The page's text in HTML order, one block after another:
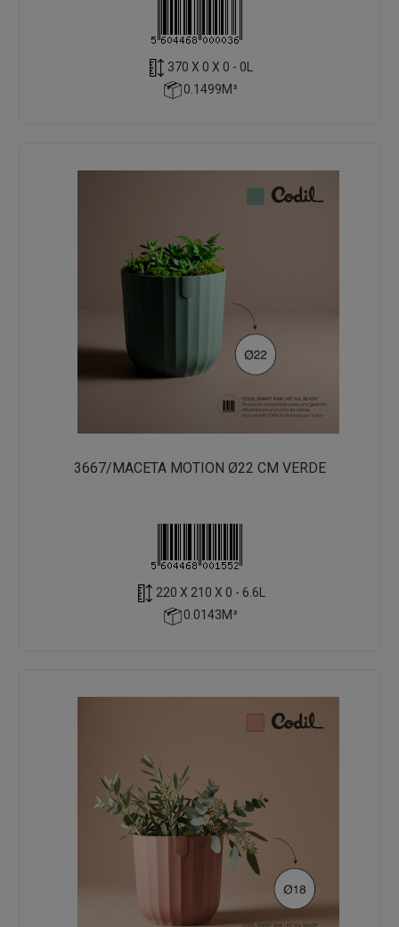
370 X 0 X 0 - 0L
0.1499M³
3667/MACETA MOTION Ø22 CM VERDE
220 X 210 X 0 - 6.6L
0.0143M³